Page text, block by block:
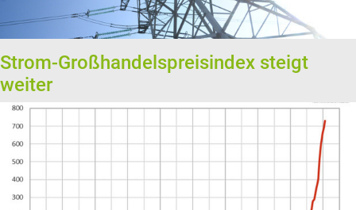
Strom-Großhandelspreisindex steigt
weiter